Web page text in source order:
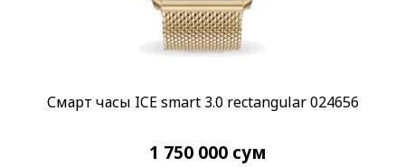
Смарт часы ICE smart 3.0 rectangular 024656
1 750 000 сум